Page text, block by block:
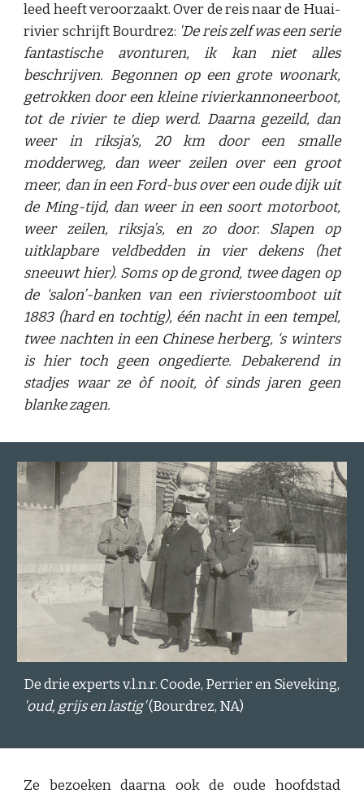
leed heeft veroorzaakt. Over de reis naar de Huai-
rivier schrijft Bourdrez: 'De reis zelf was een serie
fantastische avonturen, ik kan niet alles
beschrijven. Begonnen op een grote woonark,
getrokken door een kleine rivierkannoneerboot,
tot de rivier te diep werd. Daarna gezeild, dan
weer in riksja’s, 20 km door een smalle
modderweg, dan weer zeilen over een groot
meer, dan in een Ford-bus over een oude dijk uit
de Ming-tijd, dan weer in een soort motorboot,
weer zeilen, riksja’s, en zo door. Slapen op
uitklapbare veldbedden in vier dekens (het
sneeuwt hier). Soms op de grond, twee dagen op
de ‘salon’-banken van een rivierstoomboot uit
1883 (hard en tochtig), één nacht in een tempel,
twee nachten in een Chinese herberg, ‘s winters
is hier toch geen ongedierte. Debakerend in
stadjes waar ze òf nooit, òf sinds jaren geen
blanke zagen.
De drie experts v.l.n.r. Coode, Perrier en Sieveking,
'oud, grijs en lastig'(Bourdrez, NA)
Ze bezoeken daarna ook de oude hoofdstad